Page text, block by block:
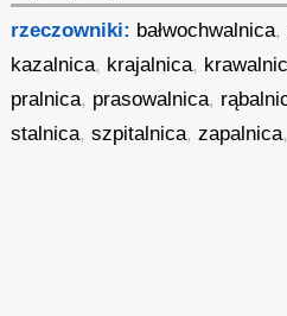
rzeczowniki: bałwochwalnica,
kazalnica, krajalnica,
pralnica, prasowalnica,
stalnica,szpitalnica,zapalnica,